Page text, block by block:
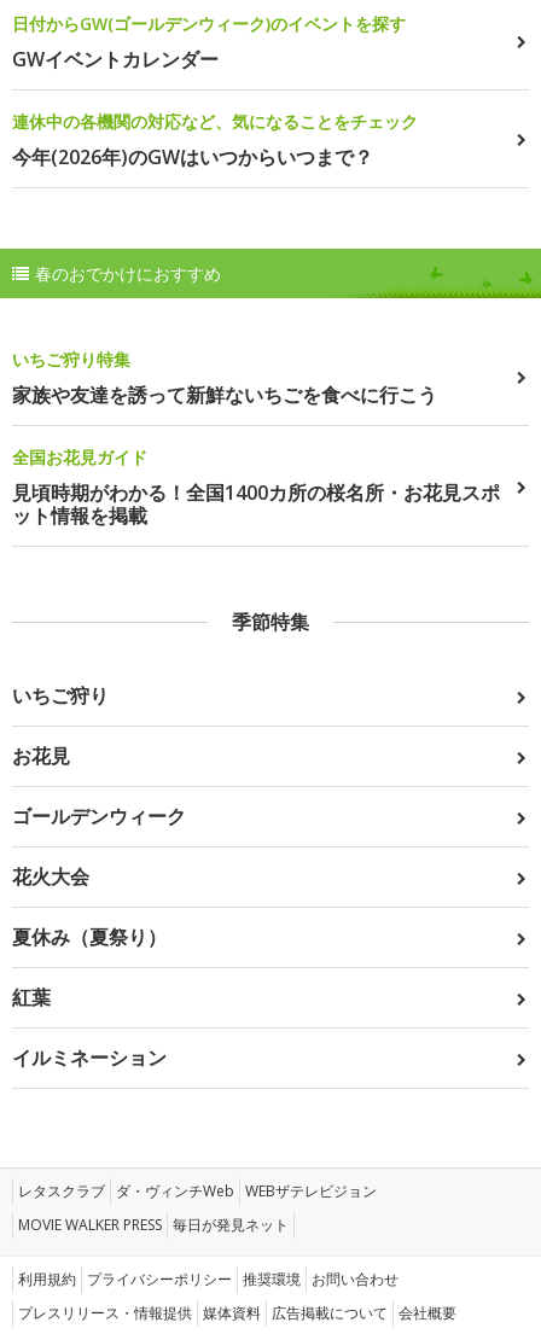
日付からGW(ゴールデンウィーク)のイベントを探す
GWイベントカレンダー
連休中の各機関の対応など、気になることをチェック
今年(2026年)のGWはいつからいつまで？
春のおでかけにおすすめ
いちご狩り特集
家族や友達を誘って新鮮ないちごを食べに行こう
全国お花見ガイド
見頃時期がわかる！全国1400カ所の桜名所・お花見スポ
ット情報を掲載
季節特集
いちご狩り
お花見
ゴールデンウィーク
花火大会
夏休み（夏祭り）
紅葉
イルミネーション
レタスクラブ ダ・ヴィンチWeb WEBザテレビジョン
MOVIE WALKER PRESS 毎日が発見ネット
利用規約 プライバシーポリシー 推奨環境 お問い合わせ
プレスリリース・情報提供 媒体資料 広告掲載について 会社概要